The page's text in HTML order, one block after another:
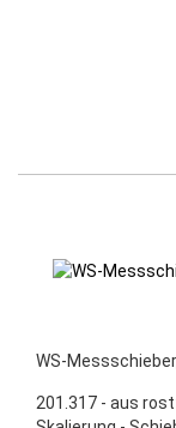
WS-
201.317 - aus